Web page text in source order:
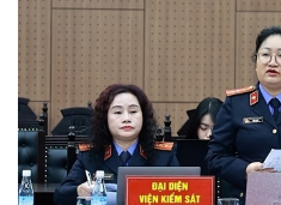
Kinh tế
Bất động sản
Khởi nghiệp